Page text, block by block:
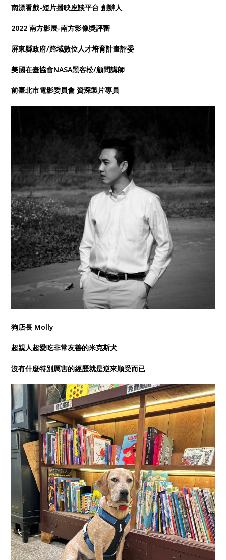
南漂看戲-短片播映座談平台 創辦人
2022 南方影展-南方影像獎評審
屏東縣政府/跨域數位人才培育計畫評委
美國在臺協會NASA黑客松/顧問講師
前臺北市電影委員會 資深製片專員
狗店長 Molly
超親人超愛吃非常友善的米克斯犬
沒有什麼特別厲害的經歷就是逆來順受而已